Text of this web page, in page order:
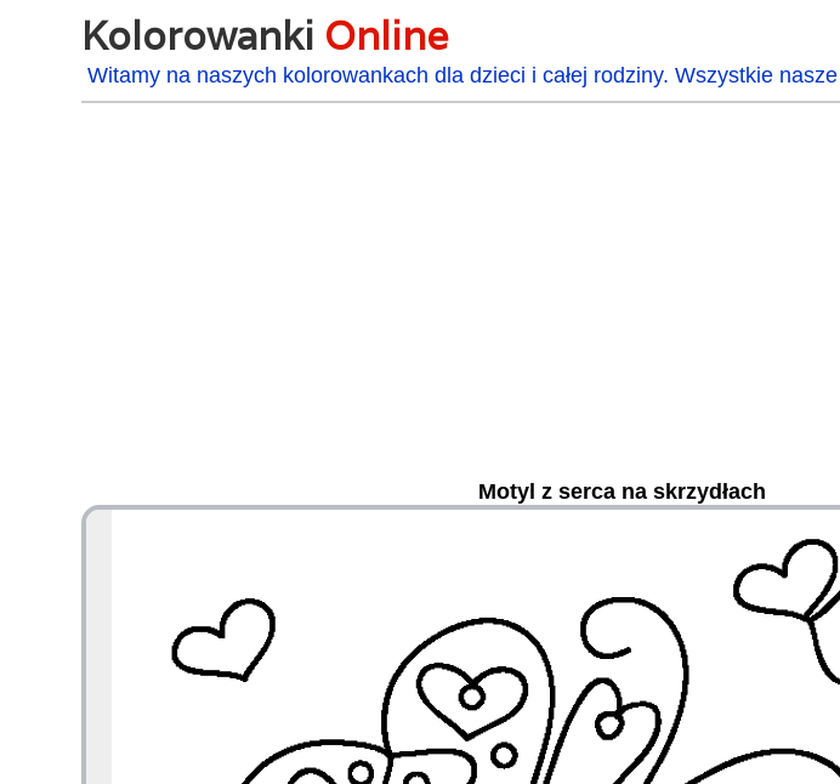
Kolorowanki Online
Witamy na naszych kolorowankach dla dzieci i całej rodziny. Wszystkie
Motyl z serca na skrzydłach